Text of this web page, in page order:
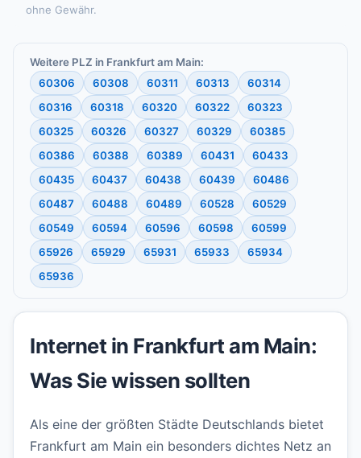
ohne Gewähr.
Weitere PLZ in Frankfurt am Main:
60306
60308 60311 60313
60314
60316
60318 60320 60322
60323
60325
60326 60327 60329
60385
60386
60388 60389 60431
60433
60435
60437 60438 60439
60486
60487
60488 60489 60528
60529
60549
60594 60596 60598
60599
65926
65929 65931 65933
65934
65936
Internet in Frankfurt am Main:
Was Sie wissen sollten
Als eine der größten Städte Deutschlands bietet
Frankfurt am Main ein besonders dichtes Netz an